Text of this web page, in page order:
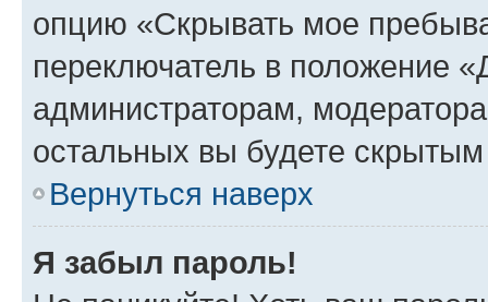
опцию «Скрывать мое
переключатель в положение
администраторам,
остальных вы будете
Вернуться наверх
Я забыл пароль!